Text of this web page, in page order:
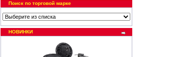
Поиск по торговой марке
НОВИНКИ